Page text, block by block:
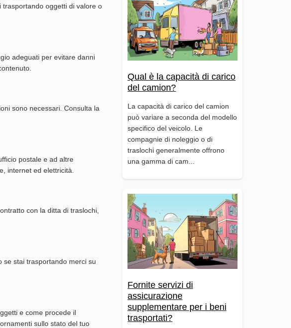
Qual è la capacità di carico
del camion?
La capacità di carico del camion
può variare a seconda del modello
specifico del veicolo. Le
compagnie di noleggio o di
traslochi generalmente offrono
una gamma di cam...
Fornite servizi di
assicurazione
supplementare per i beni
trasportati?
oggetti di valore o
adeguati per evitare danni
sono necessari. Consulta la
postale e ad altre
internet ed elettricità.
con la ditta di traslochi,
se stai trasportando merci su
e come procede il
sullo stato del tuo